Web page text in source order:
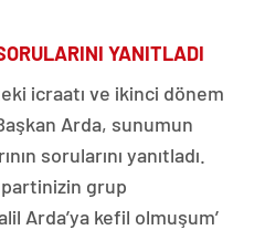
YANITLADI
icraatı ve ikinci dönem
Arda, sunumun
sorularını yanıtladı.
partinizin grup
Arda’ya kefil olmuşum’